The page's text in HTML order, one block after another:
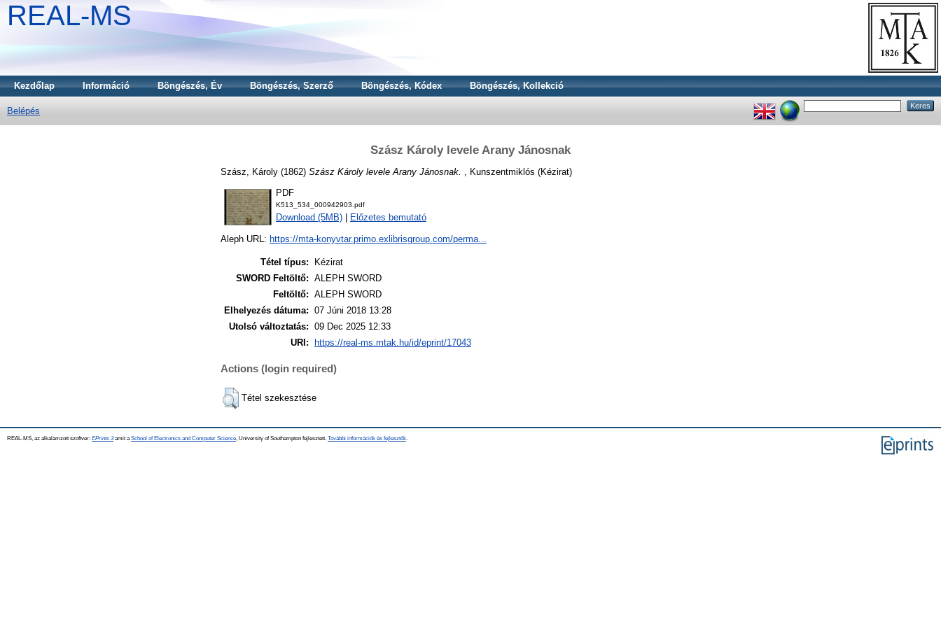
REAL-MS
Kezdőlap Információ Böngészés, Év Böngészés, Szerző Böngészés, Kódex Böngészés, Kollekció
Belépés
Szász Károly levele Arany Jánosnak
Szász, Károly (1862) Szász Károly levele Arany Jánosnak. , Kunszentmiklós (Kézirat)
PDF
K513_534_000942903.pdf
Download (5MB) Előzetes bemutató
Aleph URL: https://mta-konyvtar.primo.exlibrisgroup.com/perma...
Tétel típus:
Kézirat
SWORD Feltöltő: ALEPH SWORD
Feltöltő: ALEPH SWORD
Elhelyezés dátuma: 07 Júni 2018 13:28
Utolsó változtatás: 09 Dec 2025 12:33
URI:
https://real-ms.mtak.hu/id/eprint/17043
Actions (login required)
Tétel szekesztése
REAL-MS, az alkalamzott szoftver: EPrints 3amit a School of Electronics and Computer Science , University of Southampton fejlesztett. További információk és fejlesztők